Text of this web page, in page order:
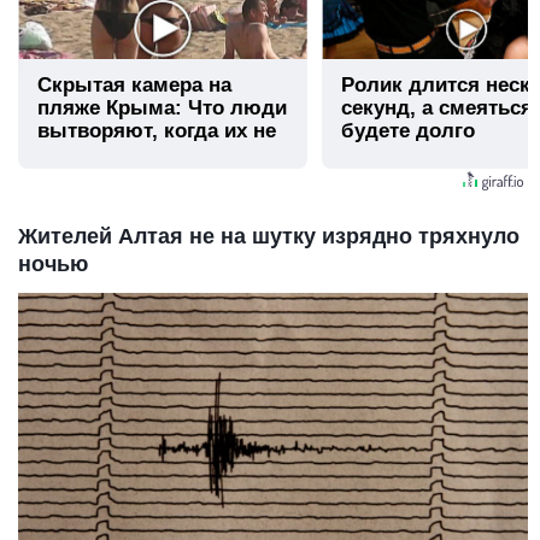
Скрытая камера на
пляже Крыма: Что люди
вытворяют, когда их не
Ролик длится
секунд, а
будете долго
Жителей Алтая не на шутку изрядно тряхнуло
ночью